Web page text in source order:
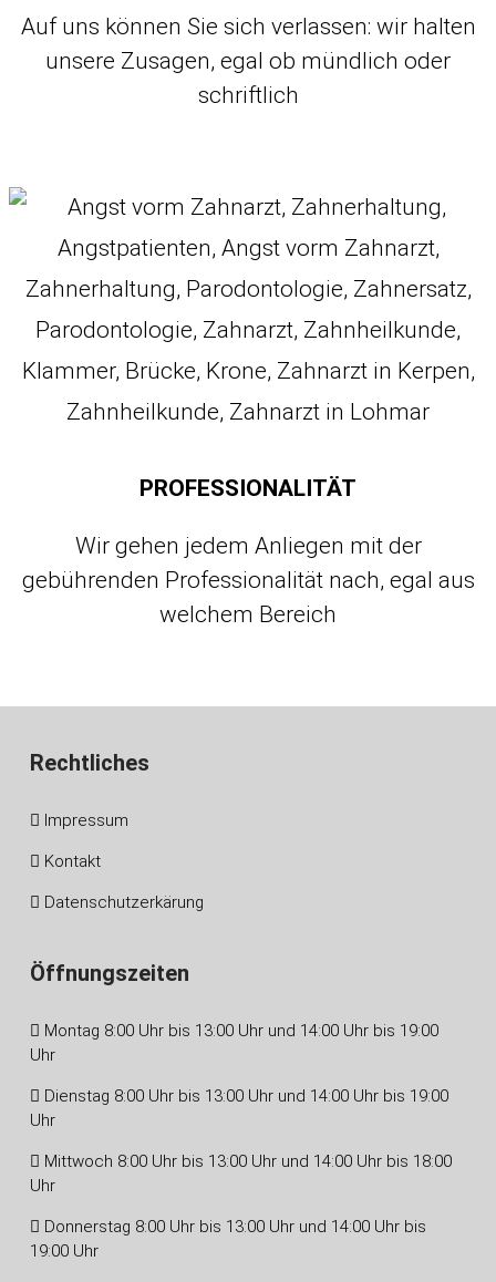
Auf uns können Sie sich verlassen: wir halten
unsere Zusagen, egal ob mündlich oder
schriftlich
PROFESSIONALITÄT
Wir gehen jedem Anliegen mit der
gebührenden Professionalität nach, egal aus
welchem Bereich
Rechtliches
Impressum
Kontakt
Datenschutzerkärung
Öffnungszeiten
Montag 8:00 Uhr bis 13:00 Uhr und 14:00 Uhr bis 19:00
Uhr
Dienstag 8:00 Uhr bis 13:00 Uhr und 14:00 Uhr bis 19:00
Uhr
Mittwoch 8:00 Uhr bis 13:00 Uhr und 14:00 Uhr bis 18:00
Uhr
Donnerstag 8:00 Uhr bis 13:00 Uhr und 14:00 Uhr bis
19:00 Uhr